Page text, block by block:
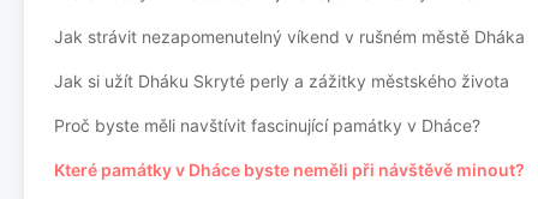
Jak strávit nezapomenutelný víkend v rušném městě Dháka
Jak si užít Dháku Skryté perly a zážitky městského života
Proč byste měli navštívit fascinující památky v Dháce?
Které památky v Dháce byste neměli při návštěvě minout?